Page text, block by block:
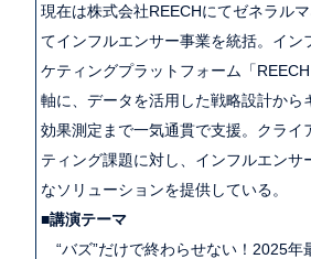
現在は株式会社REECHにてゼネラル
てインフルエンサー事業を統括。イン
ケティングプラットフォーム「
軸に、データを活用した戦略設計から
効果測定まで一気通貫で支援。クライ
ティング課題に対し、インフルエンサ
なソリューションを提供している。
■講演テーマ
“バズ”だけで終わらせない！2025年